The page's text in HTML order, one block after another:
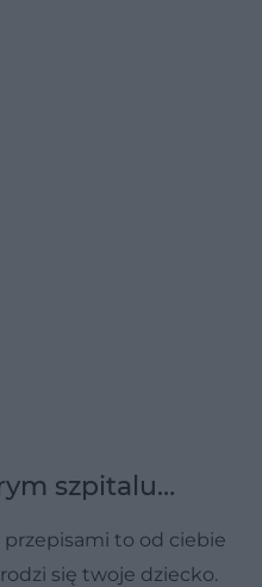
szpitalu…
to od ciebie
się twoje dziecko.